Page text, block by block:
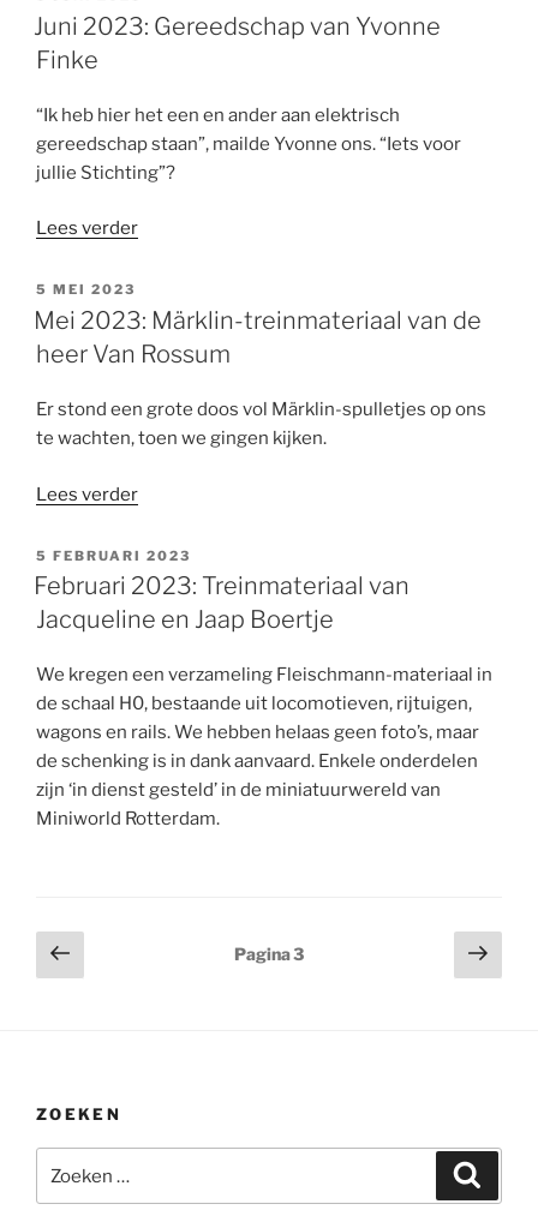
OP
Juni 2023: Gereedschap van Yvonne
Finke
“Ik heb hier het een en ander aan elektrisch
gereedschap staan”, mailde Yvonne ons. “Iets voor
jullie Stichting”?
Lees verder“Juni
van
Yvonne
GEPLAATST
OP
5 MEI 2023
Mei 2023: Märklin-treinmateriaal van de
heer Van Rossum
Er stond een grote doos vol Märklin-spulletjes op ons
te wachten, toen we gingen kijken.
Lees verder“Mei
Märklin-
treinmateriaal
heer
Van
Rossum”
GEPLAATST
OP
5 FEBRUARI 2023
Februari 2023: Treinmateriaal van
Jacqueline en Jaap Boertje
We kregen een verzameling Fleischmann-materiaal in
de schaal H0, bestaande uit locomotieven, rijtuigen,
wagons en rails. We hebben helaas geen foto’s, maar
de schenking is in dank aanvaard. Enkele onderdelen
zijn ‘in dienst gesteld’ in de miniatuurwereld van
Miniworld Rotterdam.
Berichten
paginering
Vorige
pagina
Pagina3
ZOEKEN
naar: